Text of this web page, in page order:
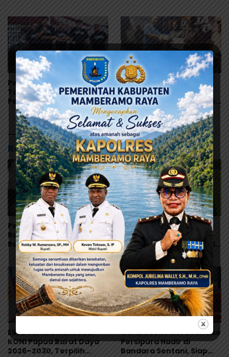
Persipura Berburu
Talenta Muda, 130
Pemain U-21 Ikuti Seleksi
untuk Musim 2026/2027
Yahya–Silvester Tampil
Perkasa, Tutup
Turnamen Domino Carel
Suebu dengan Gelar
Juara
Rekomendasi untuk kamu
Persipura Bangga!
Ramai, Kelly, Febri dan
Reno Dipercaya Bela
Indonesia All-Star Lawan
Aston Villa
Persipura Matangkan
Persiapan Liga, Boyong
32 Pemain TC ke Boyolali
Usai Bungkam Eks PON
Papua 4-1
Elisa Kambu Nahkodai
KONI Papua Barat Daya
2026–2030, Terpilih
Gerai Resmi Merchandise
Persipura Hadir di
Bandara Sentani, Siap